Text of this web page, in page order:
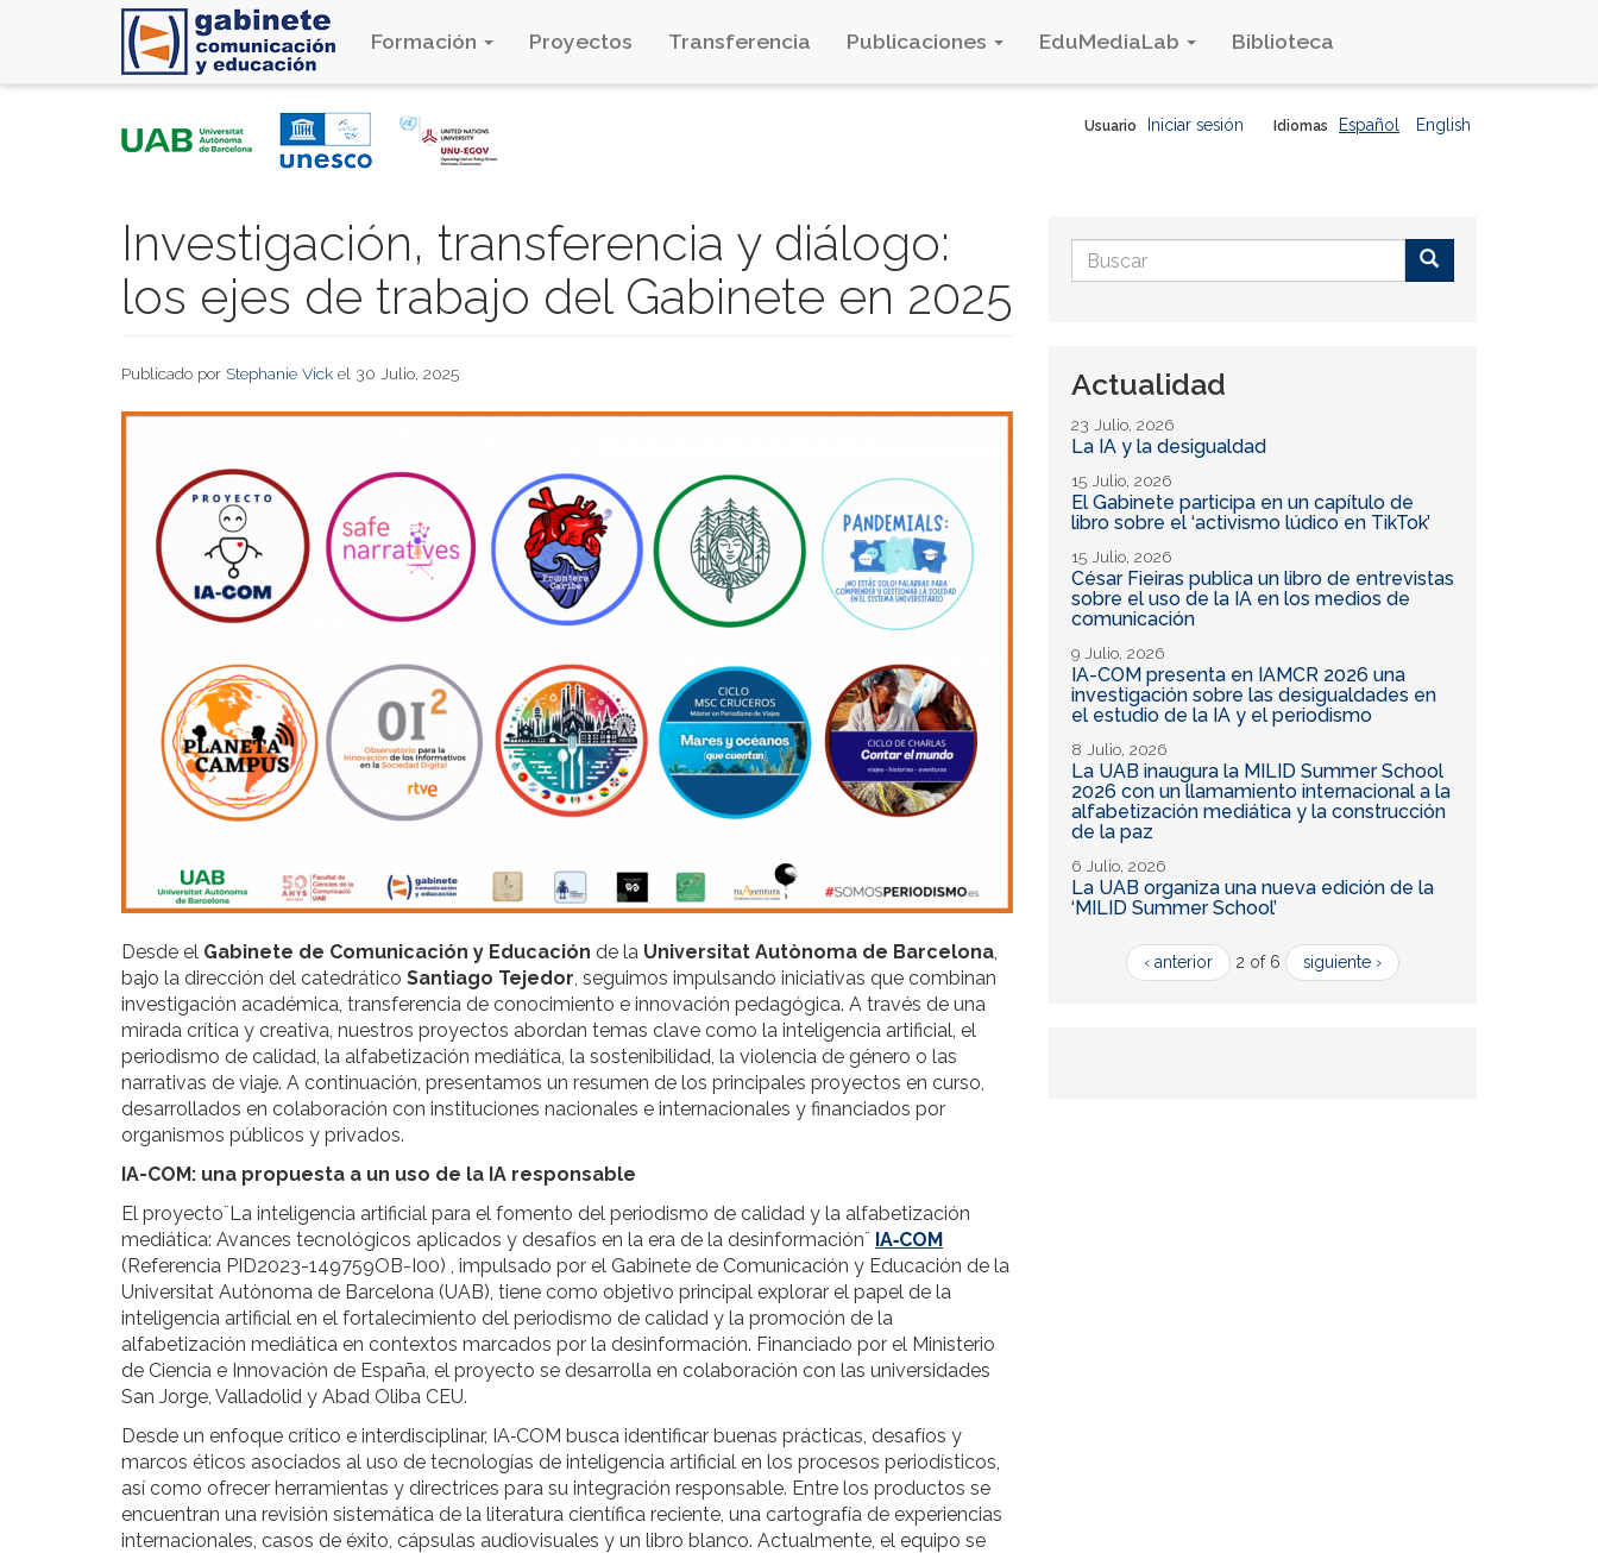
Formación Proyectos Transferencia Publicaciones EduMediaLab Biblioteca
Idiomas Español English
Usuario Iniciar sesión
Investigación, transferencia y diálogo:
los ejes de trabajo del Gabinete en 2025
Publicado por Stephanie Vick el 30 Julio, 2025
Desde el Gabinete de Comunicación y Educación de la Universitat Autònoma de Barcelona,
bajo la dirección del catedrático Santiago Tejedor, seguimos impulsando iniciativas que combinan
investigación académica, transferencia de conocimiento e innovación pedagógica. A través de una
mirada crítica y creativa, nuestros proyectos abordan temas clave como la inteligencia artificial, el
periodismo de calidad, la alfabetización mediática, la sostenibilidad, la violencia de género o las
narrativas de viaje. A continuación, presentamos un resumen de los principales proyectos en curso,
desarrollados en colaboración con instituciones nacionales e internacionales y financiados por
organismos públicos y privados.
IA-COM: una propuesta a un uso de la IA responsable
El proyecto¨La inteligencia artificial para el fomento del periodismo de calidad y la alfabetización
mediática: Avances tecnológicos aplicados y desafíos en la era de la desinformación¨ IA‑COM
(Referencia PID2023-149759OB-I00) , impulsado por el Gabinete de Comunicación y Educación de la
Universitat Autònoma de Barcelona (UAB), tiene como objetivo principal explorar el papel de la
inteligencia artificial en el fortalecimiento del periodismo de calidad y la promoción de la
alfabetización mediática en contextos marcados por la desinformación. Financiado por el Ministerio
de Ciencia e Innovación de España, el proyecto se desarrolla en colaboración con las universidades
San Jorge, Valladolid y Abad Oliba CEU.
Desde un enfoque crítico e interdisciplinar, IA‑COM busca identificar buenas prácticas, desafíos y
marcos éticos asociados al uso de tecnologías de inteligencia artificial en los procesos periodísticos,
así como ofrecer herramientas y directrices para su integración responsable. Entre los productos se
encuentran una revisión sistemática de la literatura científica reciente, una cartografía de experiencias
internacionales, casos de éxito, cápsulas audiovisuales y un libro blanco. Actualmente, el equipo se
Formulario
de
Actualidad
23 Julio, 2026
La IA y la desigualdad
15 Julio, 2026
El Gabinete participa en un capítulo de
libro sobre el ‘activismo lúdico en TikTok’
15 Julio, 2026
César Fieiras publica un libro de entrevistas
sobre el uso de la IA en los medios de
comunicación
9 Julio, 2026
IA-COM presenta en IAMCR 2026 una
investigación sobre las desigualdades en
el estudio de la IA y el periodismo
8 Julio, 2026
La UAB inaugura la MILID Summer School
2026 con un llamamiento internacional a la
alfabetización mediática y la construcción
de la paz
6 Julio, 2026
La UAB organiza una nueva edición de la
‘MILID Summer School’
‹ anterior 2 of 6 siguiente ›